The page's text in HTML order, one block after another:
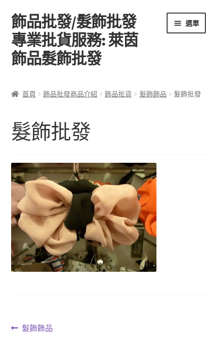
跳
至
導
覽
列
跳
至
主
要
內
飾品批發/髮飾批發
專業批貨服務: 萊茵
飾品髮飾批發
選單
飾品批發商品介紹
首頁 飾品批發商品介紹 飾品批貨 髮飾飾品 髮飾批發
髮飾批發
文上
髮飾飾品